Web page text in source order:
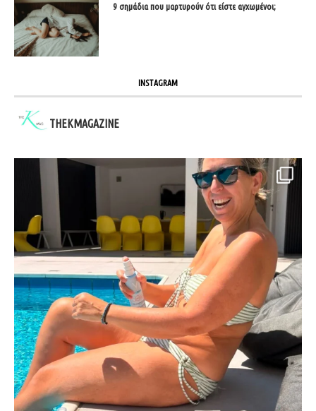
9 σημάδια που μαρτυρούν ότι είστε αγχωμένοι;
INSTAGRAM
THEKMAGAZINE